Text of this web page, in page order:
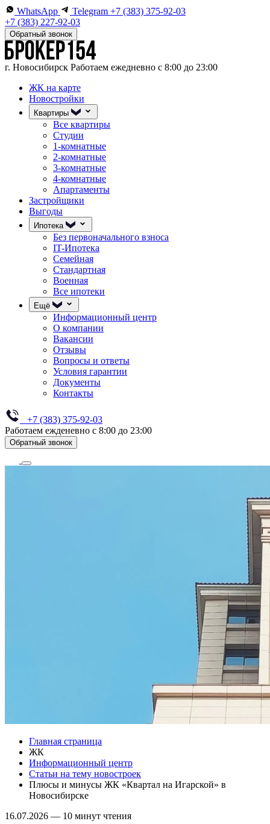
WhatsApp Telegram +7 (383) 375-92-03
+7 (383) 227-92-03
Обратный звонок
г. Новосибирск Работаем ежедневно с 8:00 до 23:00
ЖК на карте
Новостройки
Квартиры
Все квартиры
Студии
1-комнатные
2-комнатные
3-комнатные
4-комнатные
Апартаменты
Застройщики
Выгоды
Ипотека
Без первоначального взноса
IT-Ипотека
Семейная
Стандартная
Военная
Все ипотеки
Ещё
Информационный центр
О компании
Вакансии
Отзывы
Вопросы и ответы
Условия гарантии
Документы
Контакты
+7 (383) 375-92-03
Работаем ежденевно с 8:00 до 23:00
Обратный звонок
Главная страница
ЖК
Информационный центр
Статьи на тему новостроек
Плюсы и минусы ЖК «Квартал на Игарской» в
Новосибирске
16.07.2026 — 10 минут чтения